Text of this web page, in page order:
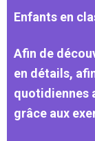
Enfants en
Afin de
en détails,
quotidiennes
grâce aux